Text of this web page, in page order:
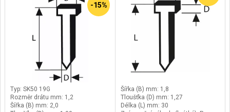
-15%
Typ: SK50 19G
Rozměr drátu mm: 1,2
Šířka (B) mm: 2,0
Šířka (B) mm: 1,8
Tloušťka (D) mm: 1,27
Délka (L) mm: 30